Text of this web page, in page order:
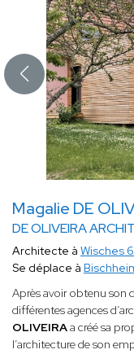
Magalie DE
DE OLIVEIRA
Architecte à Wisches
Se déplace à
Après avoir obtenu son
différentes agences
OLIVEIRAa créé sa
l’architecture de son